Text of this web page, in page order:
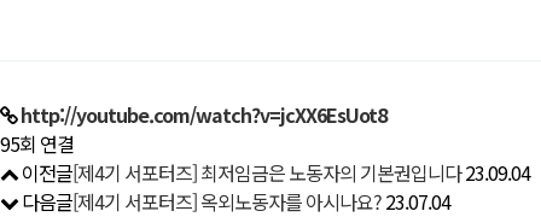
http://youtube.com/watch?v=jcXX6EsUot8
95회 연결
이전글[제4기 서포터즈] 최저임금은 노동자의 기본권입니다23.09.04
다음글[제4기 서포터즈] 옥외노동자를 아시나요?23.07.04